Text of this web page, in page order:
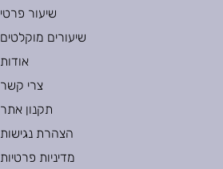
שיעור פרטי
שיעורים מוקלטים
אודות
צרי קשר
תקנון אתר
הצהרת נגישות
מדיניות פרטיות